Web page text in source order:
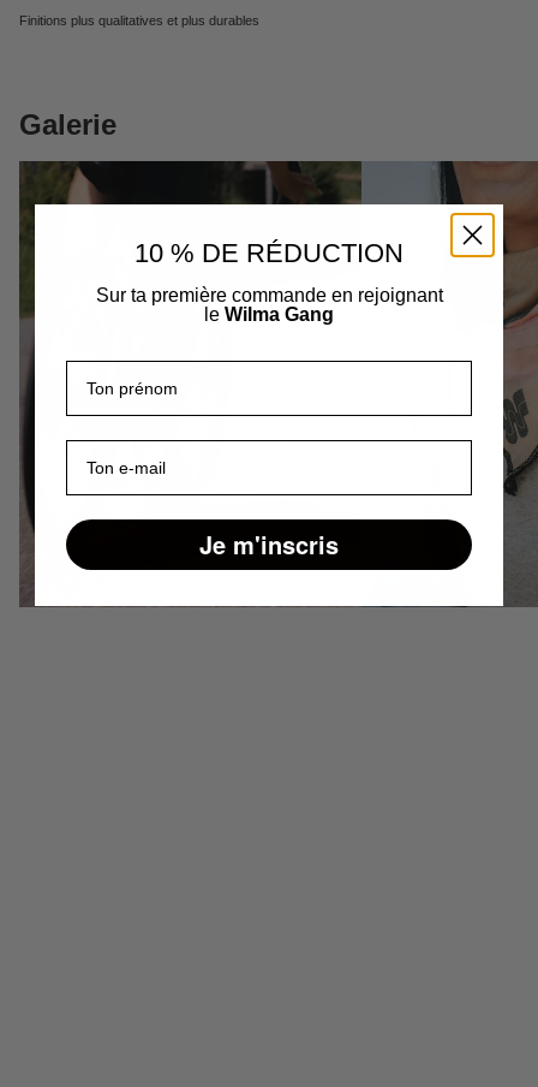
Finitions plus qualitatives et plus durables
Galerie
10 % DE RÉDUCTION
Sur ta première commande en rejoignant
le Wilma Gang
Prénom
E-mail
Je m'inscris